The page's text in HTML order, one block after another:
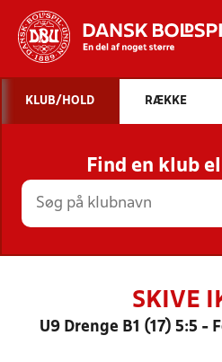
STILLINGER,
HOLD
KLUB/HOLD RÆKKE
Find en klub
SKIVE
U9 Drenge B1 (17) 5:5 -